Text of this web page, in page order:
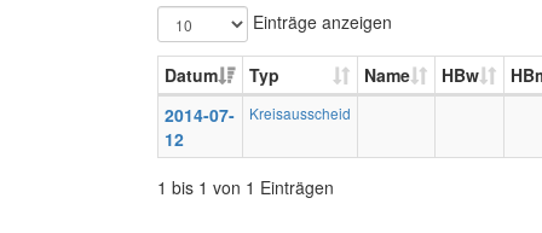
Einträge anzeigen
Datum Typ Name HBw
2014-07-
12
Kreisausscheid
1 bis 1 von 1 Einträgen